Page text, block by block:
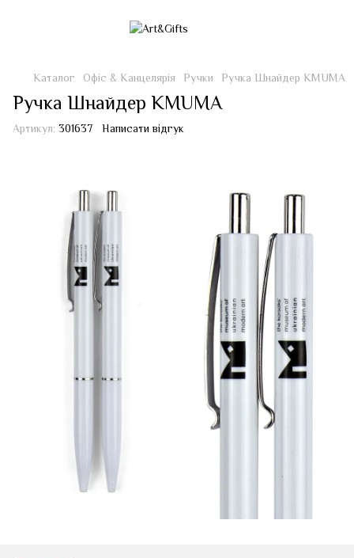
Каталог Офіс & Канцелярія Ручки Ручка Шнайдер KMUMA
Ручка Шнайдер KMUMA
Артикул: 301637 Написати відгук